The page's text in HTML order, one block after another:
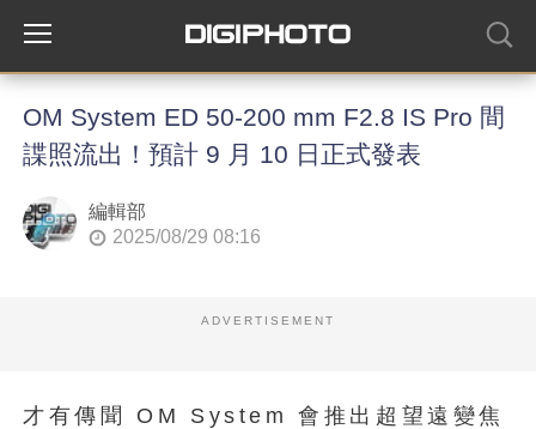
OM System ED 50-200 mm F2.8 IS Pro 間
諜照流出！預計 9 月 10 日正式發表
編輯部
2025/08/29 08:16
ADVERTISEMENT
才有傳聞 OM System 會推出超望遠變焦